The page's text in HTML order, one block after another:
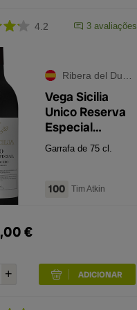
4.2 3 avaliações
Ribera del Duero
Vega Sicilia
Unico Reserva
Especial
Edição de 2025
Garrafa de 75 cl.
100 Tim Atkin
,00€